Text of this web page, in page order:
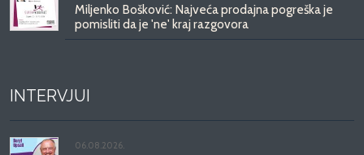
Miljenko Bošković: Najveća prodajna pogreška je
pomisliti da je 'ne' kraj razgovora
INTERVJUI
06.08.2026.